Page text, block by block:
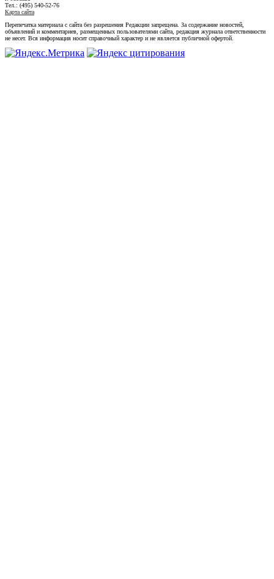
Тел.: (495) 540-52-76
Карта сайта
Перепечатка материала с сайта без разрешения Редакции запрещена. За содержание новостей,
объявлений и комментариев, размещенных пользователями сайта, редакция журнала ответственности
не несет. Вся информация носит справочный характер и не является публичной офертой.